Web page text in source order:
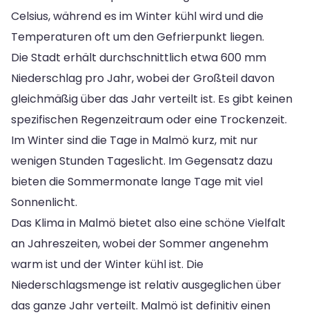
Celsius, während es im Winter kühl wird und die
Temperaturen oft um den Gefrierpunkt liegen.
Die Stadt erhält durchschnittlich etwa 600 mm
Niederschlag pro Jahr, wobei der Großteil davon
gleichmäßig über das Jahr verteilt ist. Es gibt keinen
spezifischen Regenzeitraum oder eine Trockenzeit.
Im Winter sind die Tage in Malmö kurz, mit nur
wenigen Stunden Tageslicht. Im Gegensatz dazu
bieten die Sommermonate lange Tage mit viel
Sonnenlicht.
Das Klima in Malmö bietet also eine schöne Vielfalt
an Jahreszeiten, wobei der Sommer angenehm
warm ist und der Winter kühl ist. Die
Niederschlagsmenge ist relativ ausgeglichen über
das ganze Jahr verteilt. Malmö ist definitiv einen